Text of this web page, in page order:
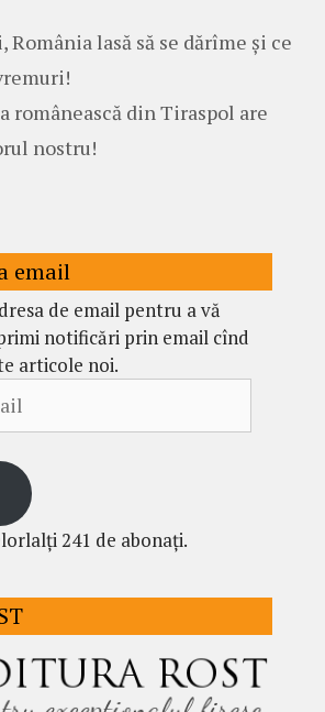
România lasă să se dărîme și ce
românească din Tiraspol are
nostru!
email
de email pentru a vă
notificări prin email cînd
articole noi.
241 de abonați.